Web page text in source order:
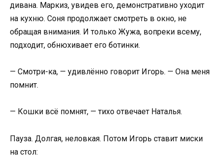
дивана. Маркиз, увидев его, демонстративно уходит
на кухню. Соня продолжает смотреть в окно, не
обращая внимания. И только Жужа, вопреки всему,
подходит, обнюхивает его ботинки.
— Смотри-ка, — удивлённо говорит Игорь. — Она меня
помнит.
— Кошки всё помнят, — тихо отвечает Наталья.
Пауза. Долгая, неловкая. Потом Игорь ставит миски
на стол: